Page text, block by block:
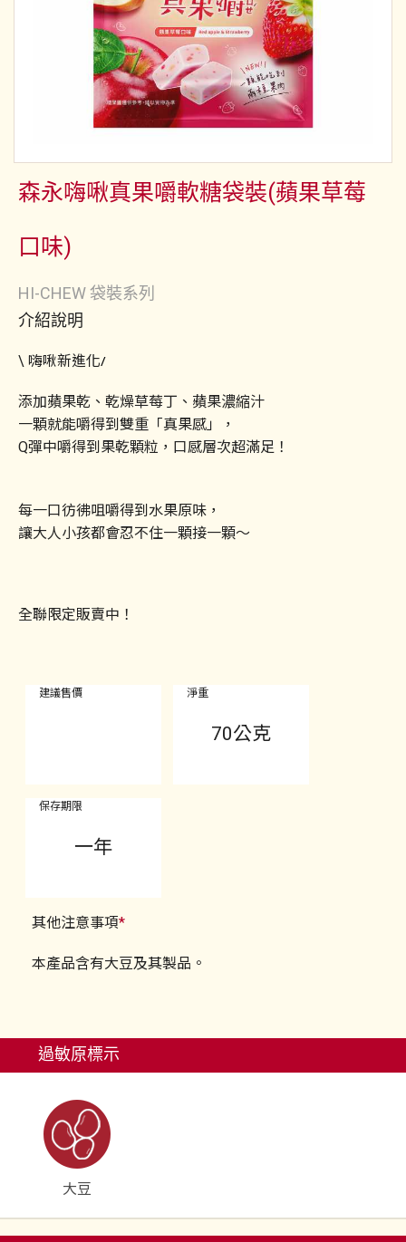
森永嗨啾真果嚼軟糖袋裝(蘋果草莓
口味)
HI-CHEW 袋裝系列
介紹說明
\ 嗨啾新進化/
添加蘋果乾、乾燥草莓丁、蘋果濃縮汁
一顆就能嚼得到雙重「真果感」，
Q彈中嚼得到果乾顆粒，口感層次超滿足！
每一口彷彿咀嚼得到水果原味，
讓大人小孩都會忍不住一顆接一顆～
全聯限定販賣中！
建議售價 淨重
70公克
保存期限
一年
其他注意事項*
本產品含有大豆及其製品。
過敏原標示
大豆